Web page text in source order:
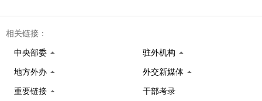
相关链接：
中央部委 驻外机构
地方外办 外交新媒体
重要链接 干部考录